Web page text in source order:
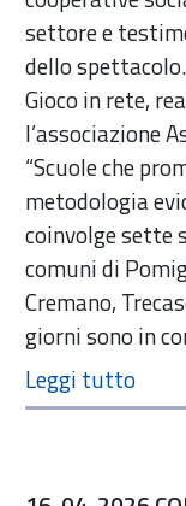
settore e
dello
Gioco in rete,
l’associazione
“Scuole che
metodologia
coinvolge sette
comuni di
Cremano,
giorni sono in